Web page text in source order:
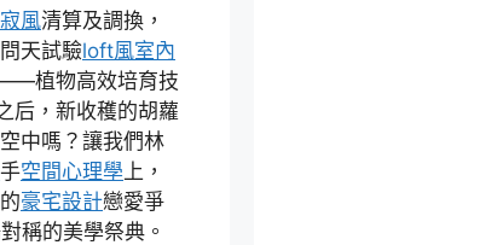
風清算及調換，
天試驗loft風室內
植物高效培育技
后，新收穫的胡蘿
中嗎？讓我們林
手空間心理學 上，
豪宅設計戀愛爭
稱的美學祭典。